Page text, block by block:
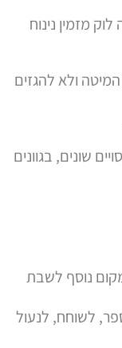
מזמין נינוח
ולא להגזים
שונים, בגוונים
נוסף לשבת
לשוחח, לנעול